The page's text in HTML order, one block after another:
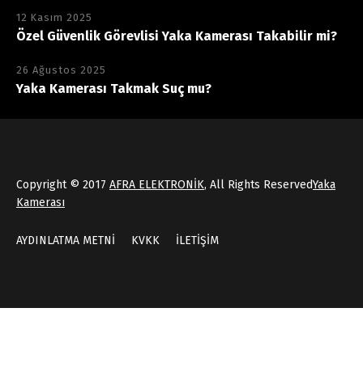
12 Kasım 2025
Özel Güvenlik Görevlisi Yaka Kamerası Takabilir mi?
26 Ağustos 2025
Yaka Kamerası Takmak Suç mu?
Copyright © 2017 AFRA ELEKTRONİK, All Rights ReservedYaka
Kamerası
AYDINLATMA METNİ KVKK İLETİŞİM